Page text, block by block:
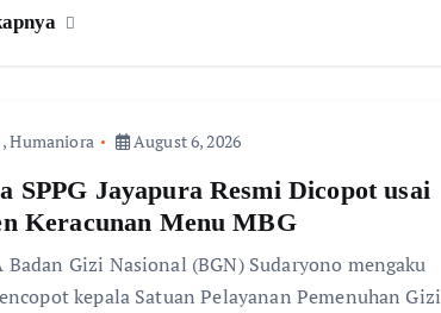
,Humaniora August 6, 2026
SPPG Jayapura Resmi Dicopot usai
Keracunan Menu MBG
Badan Gizi Nasional (BGN) Sudaryono mengaku
kepala Satuan Pelayanan Pemenuhan Gizi